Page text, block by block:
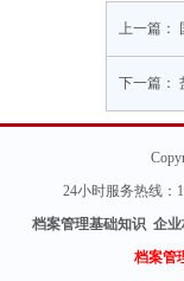
上一篇：
下一篇：
24小时服务热线：
档案管理基础知识 企
档案管